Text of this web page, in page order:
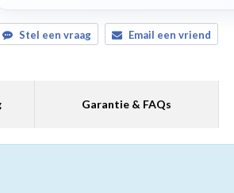
Stel een vraag Email een vriend
Garantie & FAQs